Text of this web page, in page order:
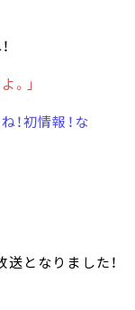
。」
！初情報！な
となりました！